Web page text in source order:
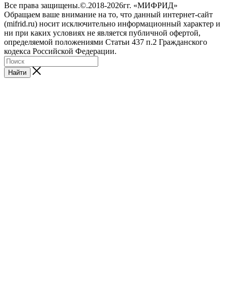
Все права защищены.©.2018-2026гг. «МИФРИД»
Обращаем ваше внимание на то, что данный интернет-сайт
(mifrid.ru) носит исключительно информационный характер и
ни при каких условиях не является публичной офертой,
определяемой положениями Статьи 437 п.2 Гражданского
кодекса Российской Федерации.
Найти